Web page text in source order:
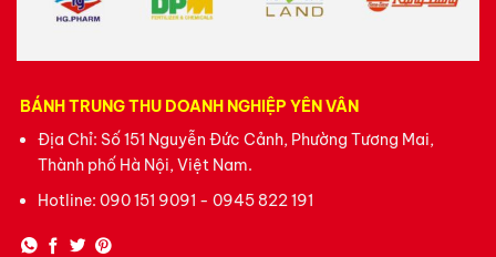
Nhiều năm hoạt động tại Hà Nội
Tệp khách hàng doanh nhân lớn
Thường xuyên phục vụ sự kiện ngoại giao
Được nhiều doanh nghiệp biết đến
Chính nền tảng thương hiệu này góp phần tạo niềm tin cho
dòng bánh trung thu Daewoo mỗi mùa lễ hội.
BÁNH TRUNG THU DOANH NGHIỆP YÊN VÂN
Địa Chỉ: Số 151 Nguyễn Đức Cảnh, Phường Tương Mai,
Thành phố Hà Nội, Việt Nam.
Hotline: 090 151 9091 - 0945 822 191